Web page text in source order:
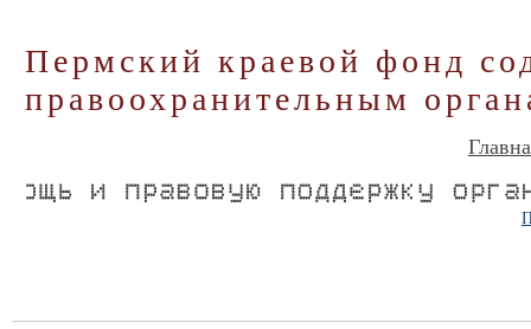
Пермский краевой фонд
правоохранительным